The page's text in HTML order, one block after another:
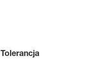
Tolerancja